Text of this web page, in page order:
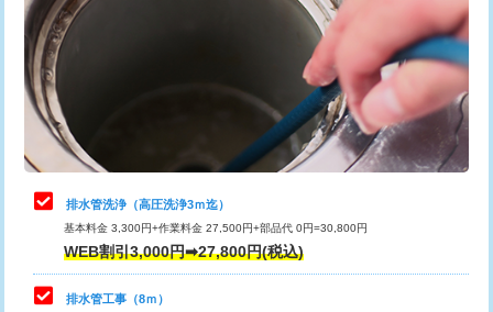
給水管工事※（ライニング鋼管・銅
管・ポリ管・HT管使用/3ｍ超え)
+8,800円
排水管工事（土の掘削・埋め戻し作
業）
11,000円~
排水管工事（排水管工事/3ｍまで） 55,000円
排水管工事（追加 排水管工事/3ｍ超
え）
マス交換（土の掘削・埋め戻し作業）
マス交換（深さ50㎝未満）
カメラ調査 33,000円
桝清掃 8,800円
止水・漏水調査・防水処理・清掃・修
理・調整・分解・加工など（軽作業）
11,000円
止水・漏水調査・防水処理・清掃・修
理・調整・分解・加工など（中作業）
22,000円
止水・漏水調査・防水処理・清掃・修
理・調整・分解・加工など（重作業）
33,000円
その他部品の脱着
排水管洗浄（高圧洗浄3ｍ迄）
基本料金 3,300円+作業料金 27,500円+部品代 0円=30,800円
WEB割引3,000円➡27,800円(税込)
排水管工事（8ｍ）